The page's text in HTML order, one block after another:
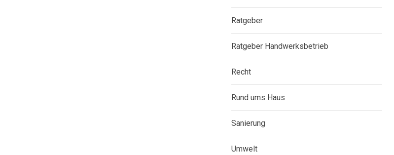
Ratgeber
Ratgeber Handwerksbetrieb
Recht
Rund ums Haus
Sanierung
Umwelt